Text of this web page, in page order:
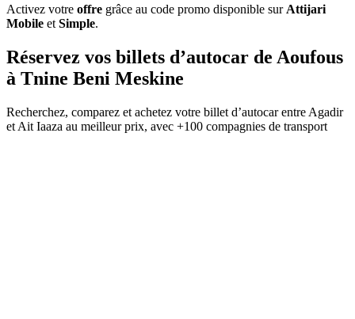
Activez votre offre grâce au code promo disponible sur Attijari
Mobile et Simple.
Réservez vos billets d’autocar de Aoufous
à Tnine Beni Meskine
Recherchez, comparez et achetez votre billet d’autocar entre Agadir
et Ait Iaaza au meilleur prix, avec +100 compagnies de transport